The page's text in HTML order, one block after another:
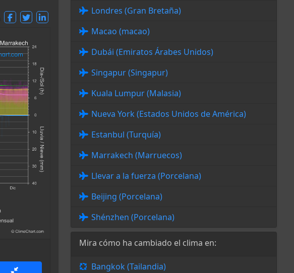
Londres (Gran Bretaña)
Macao (macao)
Dubái (Emiratos Árabes Unidos)
Singapur (Singapur)
Kuala Lumpur (Malasia)
Nueva York (Estados Unidos de América)
Estanbul (Turquía)
Marrakech (Marruecos)
Llevar a la fuerza (Porcelana)
Beijing (Porcelana)
Shénzhen (Porcelana)
Mira cómo ha cambiado el clima en:
Bangkok (Tailandia)